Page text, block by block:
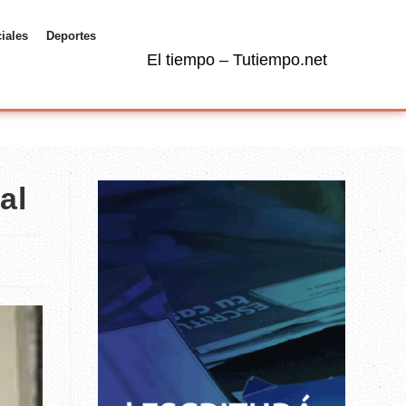
Deportes
El tiempo – Tutiempo.net